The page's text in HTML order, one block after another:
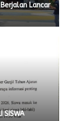
Lancar
SISWA